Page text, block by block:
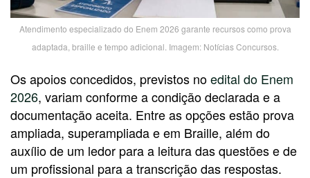
Atendimento especializado do Enem 2026 garante recursos como prova
adaptada, braille e tempo adicional. Imagem: Notícias Concursos.
Os apoios concedidos, previstos noedital do Enem
2026, variam conforme a condição declarada e a
documentação aceita. Entre as opções estão prova
ampliada, superampliada e em Braille, além do
auxílio de um ledor para a leitura das questões e de
um profissional para a transcrição das respostas.